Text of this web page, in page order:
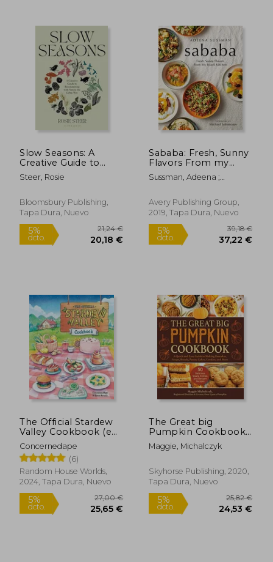
dcto. 31,06 €
5%
dcto.
Slow Seasons: A
Creative Guide to
Reconnecting with
Nature the Celtic Way
Steer, Rosie
Bloomsbury Publishing,
Tapa Dura, Nuevo
5%
dcto.
21,24 €
20,18 €
Sababa: Fresh, Sunny
Flavors From my
Israeli Kitchen (en
Inglés)
Sussman, Adeena ;
Avery Publishing Group,
2019, Tapa Dura, Nuevo
5%
dcto.
The Official Stardew
Valley Cookbook (en
Inglés)
Concernedape
(6)
Random House Worlds,
2024, Tapa Dura, Nuevo
The Great big
Pumpkin Cookbook:
A Quick and Easy
Guide to Making
Breads, Pastas, Cakes,
Cookies, and More
Maggie, Michalczyk
Skyhorse Publishing, 2020,
Tapa Dura, Nuevo